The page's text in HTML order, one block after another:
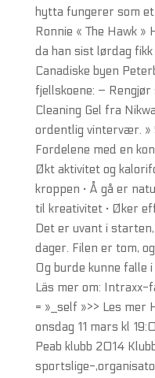
hytta fungerer som
Ronnie « The Hawk
da han sist lørdag
Canadiske byen
fjellskoene: –
Cleaning Gel fra
ordentlig vintervær. »
Fordelene med en
Økt aktivitet og
kroppen · Å gå er
til kreativitet · Øker
Det er uvant i
dager. Filen er tom,
Og burde kunne falle
Läs mer om: Intraxx-
= »_self »>> Les mer
onsdag 11 mars kl
Peab klubb 2014
sportslige-